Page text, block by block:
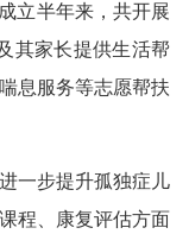
立半年来，共开展
其家长提供生活帮
息服务等志愿帮扶
一步提升孤独症儿
程、康复评估方面